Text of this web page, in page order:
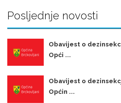
Posljednje novosti
Obavijest o
Opći ...
Obavijest o
Općin ...